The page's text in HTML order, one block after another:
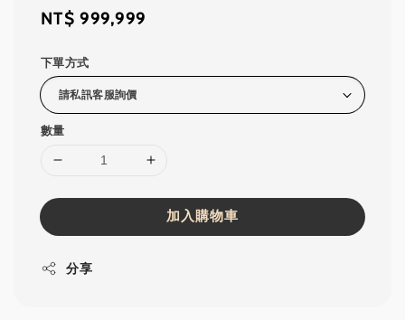
Regular
NT$ 999,999
下單方式
數量
加入購物車
分享